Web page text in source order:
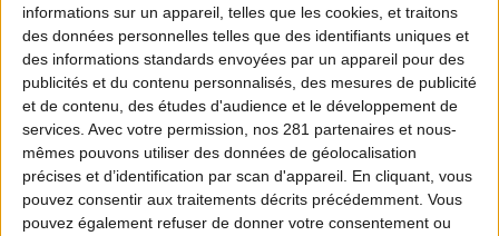
informations sur un appareil, telles que les cookies, et traitons
des données personnelles telles que des identifiants uniques et
des informations standards envoyées par un appareil pour des
publicités et du contenu personnalisés, des mesures de publicité
et de contenu, des études d'audience et le développement de
services. Avec votre permission, nos 281 partenaires et nous-
mêmes pouvons utiliser des données de géolocalisation
précises et d’identification par scan d'appareil. En cliquant, vous
pouvez consentir aux traitements décrits précédemment. Vous
pouvez également refuser de donner votre consentement ou